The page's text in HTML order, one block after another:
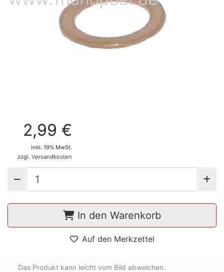
2,99 €
inkl. 19% MwSt.
zzgl. Versandkosten
In den Warenkorb
Auf den Merkzettel
Das Produkt kann leicht vom Bild abweichen.